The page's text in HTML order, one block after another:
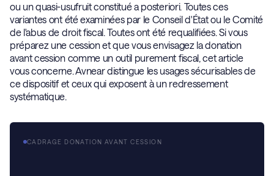
ou un quasi-usufruit constitué a posteriori. Toutes ces
variantes ont été examinées par le Conseil d'État ou le Comité
de l'abus de droit fiscal. Toutes ont été requalifiées. Si vous
préparez une cession et que vous envisagez la donation
avant cession comme un outil purement fiscal, cet article
vous concerne. Avnear distingue les usages sécurisables de
ce dispositif et ceux qui exposent à un redressement
systématique.
CADRAGE DONATION AVANT CESSION